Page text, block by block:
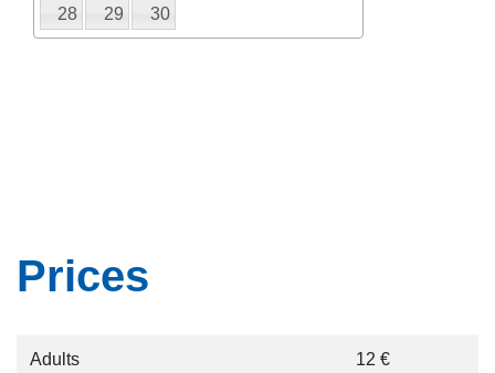
28
29 30
Prices
Adults 12 €